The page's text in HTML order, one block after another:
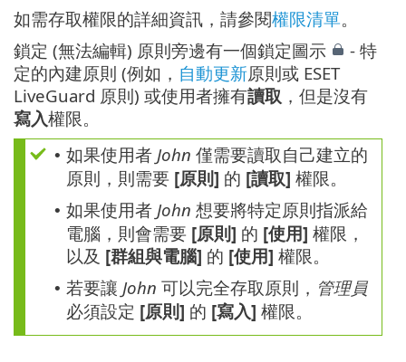
如需存取權限的詳細資訊，請參閱權限清單。
鎖定 (無法編輯) 原則旁邊有一個鎖定圖示
- 特
定的內建原則 (例如， 自動更新原則或 ESET
LiveGuard 原則) 或使用者擁有讀取 ，但是沒有
寫入權限。
• 如果使用者 John 僅需要讀取自己建立的
原則，則需要 [原則] 的 [讀取] 權限。
• 如果使用者 John 想要將特定原則指派給
電腦，則會需要 [原則] 的 [使用] 權限，
以及 [群組與電腦] 的 [使用] 權限。
• 若要讓 John 可以完全存取原則， 管理員
必須設定 [原則] 的 [寫入] 權限。